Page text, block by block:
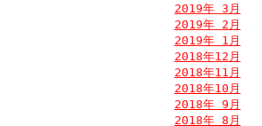
2019年 3月
2019年 2月
2019年 1月
2018年12月
2018年11月
2018年10月
2018年 9月
2018年 8月